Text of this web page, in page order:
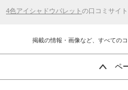
4色アイシャドウパレット の口コミサイ
掲載の情報・画像など、すべての
ペ